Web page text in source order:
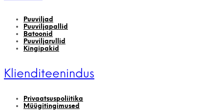
Puuviljad
Puuviljapallid
Batoonid
Puuviljarullid
Kingipakid
Klienditeenindus
Privaatsuspoliitika
Müügitingimused